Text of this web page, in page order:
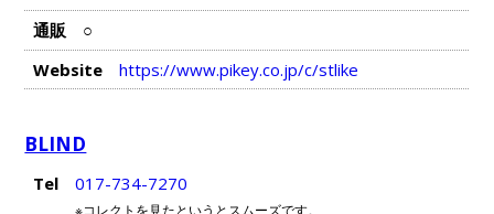
通販
○
Website
https://www.pikey.co.jp/c/stlike
BLIND
Tel 017-734-7270
※コレクトを見たというとスムーズです。